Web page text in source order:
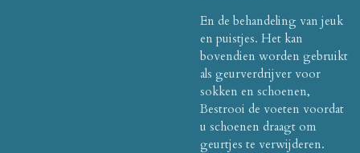
En de behandeling van jeuk
en puistjes. Het kan
bovendien worden gebruikt
als geurverdrijver voor
sokken en schoenen,
Bestrooi de voeten voordat
u schoenen draagt ​​om
geurtjes te verwijderen.